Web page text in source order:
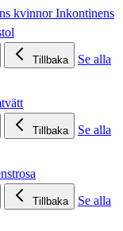
kvinnorInkontinens
Tillbaka
Se alla
Tillbaka
Se alla
Tillbaka
Se alla